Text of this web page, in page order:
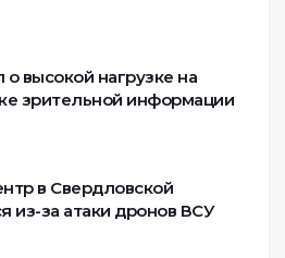
высокой нагрузке на
зрительной информации
в Свердловской
из-за атаки дронов ВСУ